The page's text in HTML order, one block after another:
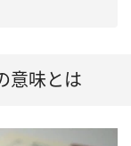
意味とは